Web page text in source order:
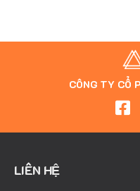
CÔNG TY CỔ
LIÊN HỆ